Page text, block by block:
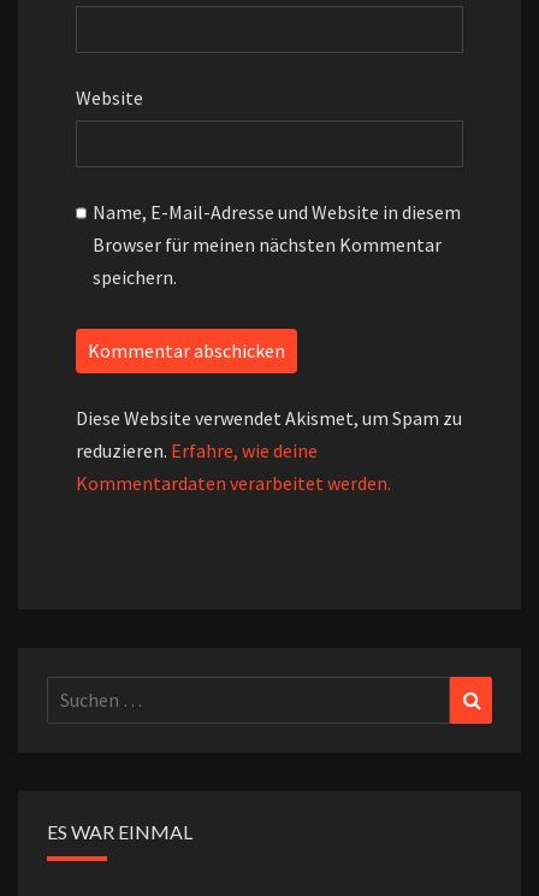
Website
Name, E-Mail-Adresse und Website in diesem
Browser für meinen nächsten Kommentar
speichern.
Diese Website verwendet Akismet, um Spam zu
reduzieren. Erfahre, wie deine
Kommentardaten verarbeitet werden.
Suchen
nach:
ES WAR EINMAL